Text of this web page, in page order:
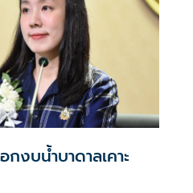
งบน้ำบาดาลเคาะ